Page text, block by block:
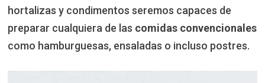
hortalizas y condimentos seremos capaces de
preparar cualquiera de las comidas convencionales
como hamburguesas, ensaladas o incluso postres.